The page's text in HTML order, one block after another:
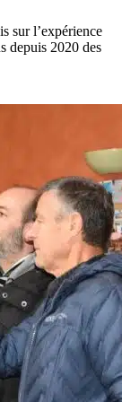
sur l’expérience
depuis 2020 des